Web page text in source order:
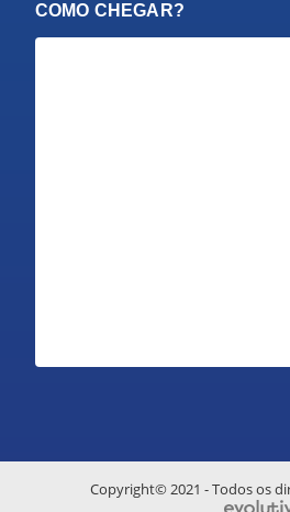
COMO CHEGAR?
Copyright© 2021 - Todos os